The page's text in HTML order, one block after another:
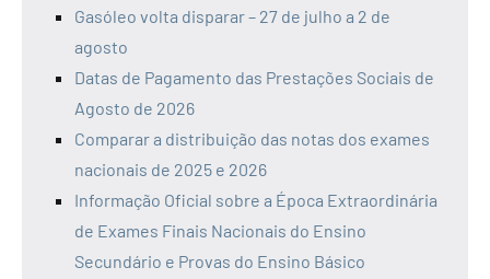
Gasóleo volta disparar – 27 de julho a 2 de
agosto
Datas de Pagamento das Prestações Sociais de
Agosto de 2026
Comparar a distribuição das notas dos exames
nacionais de 2025 e 2026
Informação Oficial sobre a Época Extraordinária
de Exames Finais Nacionais do Ensino
Secundário e Provas do Ensino Básico